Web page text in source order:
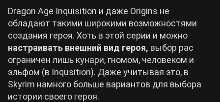
Dragon Age Inquisition и даже Origins не
обладают такими широкими возможностями
создания героя. Хоть в этой серии и можно
настраивать внешний вид героя, выбор рас
ограничен лишь кунари, гномом, человеком и
эльфом (в Inqusition). Даже учитывая это, в
Skyrim намного больше вариантов для выбора
истории своего героя.